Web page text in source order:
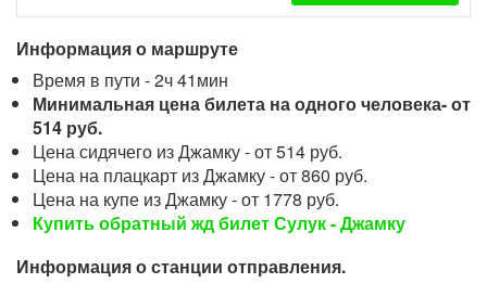
Информация о маршруте
Время в пути - 2ч 41мин
Минимальная цена билета на одного человека- от
514 руб.
Цена сидячего из Джамку - от 514 руб.
Цена на плацкарт из Джамку - от 860 руб.
Цена на купе из Джамку - от 1778 руб.
Купить обратный жд билет Сулук - Джамку
Информация о станции отправления.